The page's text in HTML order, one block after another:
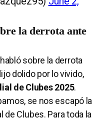
la derrota ante
habló sobre la derrota
dolido por lo vivido,
de Clubes 2025.
se nos escapó la
Clubes. Para toda la